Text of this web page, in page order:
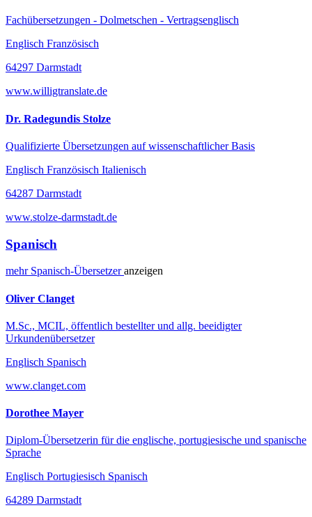
Fachübersetzungen - Dolmetschen - Vertragsenglisch
Englisch Französisch
64297 Darmstadt
www.willigtranslate.de
Dr. Radegundis Stolze
Qualifizierte Übersetzungen auf wissenschaftlicher Basis
Englisch Französisch Italienisch
64287 Darmstadt
www.stolze-darmstadt.de
Spanisch
mehr Spanisch-Übersetzeranzeigen
Oliver Clanget
M.Sc., MCIL, öffentlich bestellter und allg. beeidigter
Urkundenübersetzer
Englisch Spanisch
www.clanget.com
Dorothee Mayer
Diplom-Übersetzerin für die englische, portugiesische und spanische
Sprache
Englisch Portugiesisch Spanisch
64289 Darmstadt